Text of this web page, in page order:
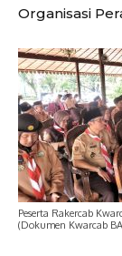
Organisasi
Peserta Rakercab
(Dokumen Kwarcab